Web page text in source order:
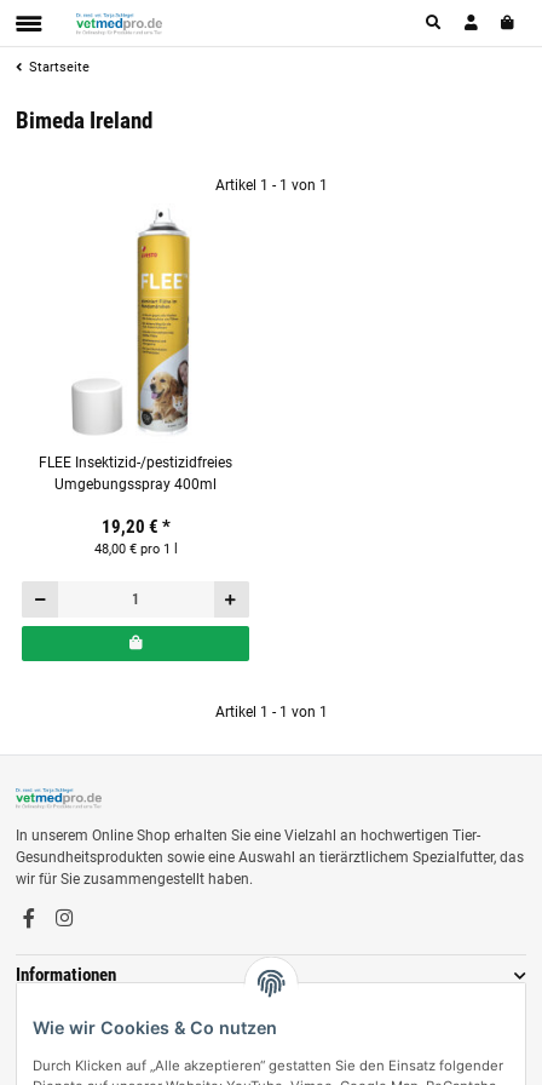
Startseite
Bimeda Ireland
Artikel 1 - 1 von 1
FLEE Insektizid-/pestizidfreies
Umgebungsspray 400ml
19,20 € *
48,00 € pro 1 l
Artikel 1 - 1 von 1
In unserem Online Shop erhalten Sie eine Vielzahl an hochwertigen Tier-
Gesundheitsprodukten sowie eine Auswahl an tierärztlichem Spezialfutter, das
wir für Sie zusammengestellt haben.
Informationen
Zahlungsmöglichkeiten
Wie wir Cookies & Co nutzen
Durch Klicken auf „Alle akzeptieren“ gestatten Sie den Einsatz folgender